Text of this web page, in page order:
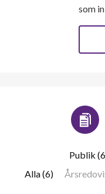
som
Publik
Alla (6)